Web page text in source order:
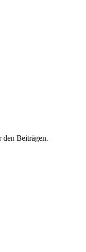
den Beiträgen.